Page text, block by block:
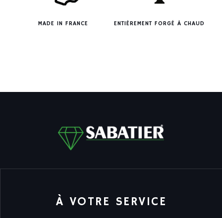
MADE IN FRANCE ENTIÈREMENT FORGÉ À CHAUD
À VOTRE SERVICE